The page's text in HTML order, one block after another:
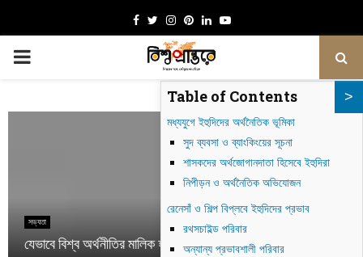
Facebook
TwitterInstagram
Pinterest
LinkedinYoutube
PRIMARY
সভ্যতা
যেভাবে বিশ্ব অর্থনীতির মালিক হলেন ইহুদিরা
Table of Contents
মধ্যযুগে ইহুদিদের অর্থনৈতিক ভূমিকা
সুদ ব্যবসা ও ব্যাংকিংয়ের সূচনা
শাসকদের অর্থজোগানদাতা হিসেবে ইহুদিরা
নিপীড়ন ও অর্থনৈতিক অভিযোজন
রেনেসাঁ ও শিল্প বিপ্লবে ইহুদিদের প্রভাব
রথসচাইল্ড পরিবার
অন্যান্য প্রভাবশালী পরিবার